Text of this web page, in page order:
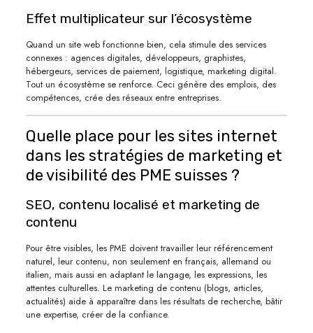
Effet multiplicateur sur l’écosystème
Quand un site web fonctionne bien, cela stimule des services
connexes : agences digitales, développeurs, graphistes,
hébergeurs, services de paiement, logistique, marketing digital.
Tout un écosystème se renforce. Ceci génère des emplois, des
compétences, crée des réseaux entre entreprises.
Quelle place pour les sites internet
dans les stratégies de marketing et
de visibilité des PME suisses ?
SEO, contenu localisé et marketing de
contenu
Pour être visibles, les PME doivent travailler leur référencement
naturel, leur contenu, non seulement en français, allemand ou
italien, mais aussi en adaptant le langage, les expressions, les
attentes culturelles. Le marketing de contenu (blogs, articles,
actualités) aide à apparaître dans les résultats de recherche, bâtir
une expertise, créer de la confiance.